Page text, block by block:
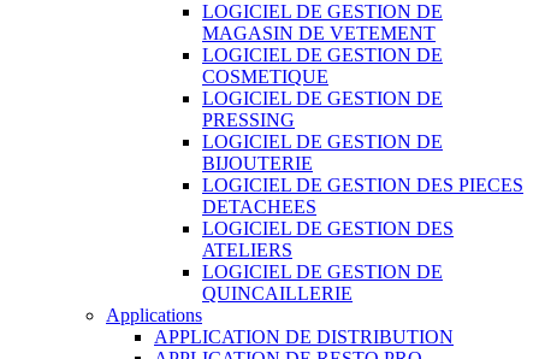
LOGICIEL DE GESTION DE
MAGASIN DE VETEMENT
LOGICIEL DE GESTION DE
COSMETIQUE
LOGICIEL DE GESTION DE
PRESSING
LOGICIEL DE GESTION DE
BIJOUTERIE
LOGICIEL DE GESTION DES PIECES
DETACHEES
LOGICIEL DE GESTION DES
ATELIERS
LOGICIEL DE GESTION DE
QUINCAILLERIE
Applications
APPLICATION DE DISTRIBUTION